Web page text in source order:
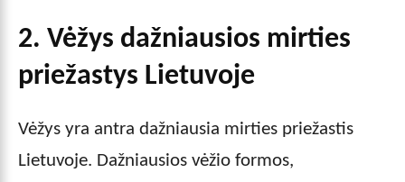
2. Vėžys dažniausios mirties
priežastys Lietuvoje
Vėžys yra antra dažniausia mirties priežastis
Lietuvoje. Dažniausios vėžio formos,